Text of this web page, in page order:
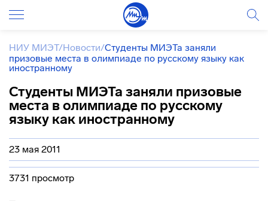
НИУ МИЭТ/Новости/Студенты МИЭТа заняли
призовые места в олимпиаде по русскому языку как
иностранному
Студенты МИЭТа заняли призовые
места в олимпиаде по русскому
языку как иностранному
23 мая 2011
3731 просмотр